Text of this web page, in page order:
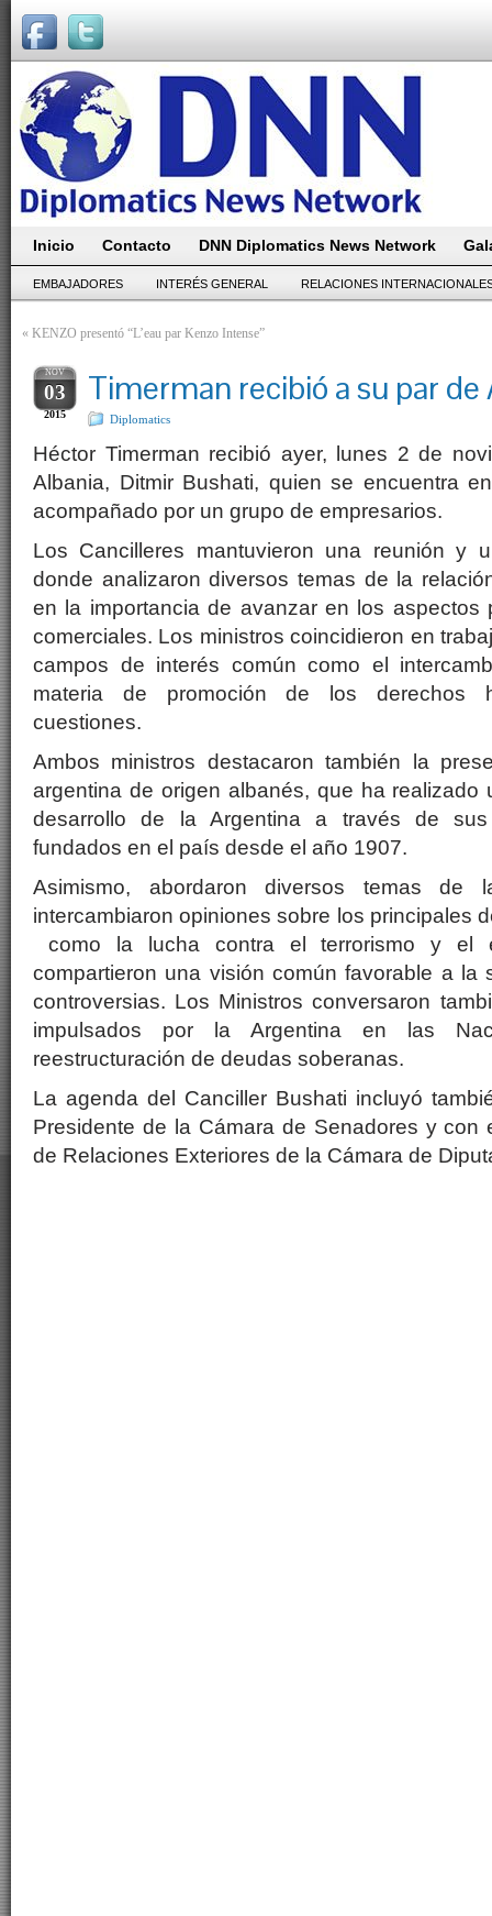
Inicio Contacto DNN Diplomatics News Network
EMBAJADORES INTERÉS GENERAL RELACIONES
« KENZO presentó “L’eau par Kenzo Intense”
NOV
03
2015
Timerman recibió a su par de
Diplomatics
Héctor Timerman recibió ayer, lunes 2 de
Albania, Ditmir Bushati, quien se encuentra
acompañado por un grupo de empresarios.
Los Cancilleres mantuvieron una reunión y
donde analizaron diversos temas de la
en la importancia de avanzar en los aspectos
comerciales. Los ministros coincidieron en
campos de interés común como el
materia de promoción de los derechos
cuestiones.
Ambos ministros destacaron también la
argentina de origen albanés, que ha realizado
desarrollo de la Argentina a través de sus
fundados en el país desde el año 1907.
Asimismo, abordaron diversos temas de
intercambiaron opiniones sobre los principales
como la lucha contra el terrorismo y el
compartieron una visión común favorable a la
controversias. Los Ministros conversaron
impulsados por la Argentina en las
reestructuración de deudas soberanas.
La agenda del Canciller Bushati incluyó
Presidente de la Cámara de Senadores y con
de Relaciones Exteriores de la Cámara de